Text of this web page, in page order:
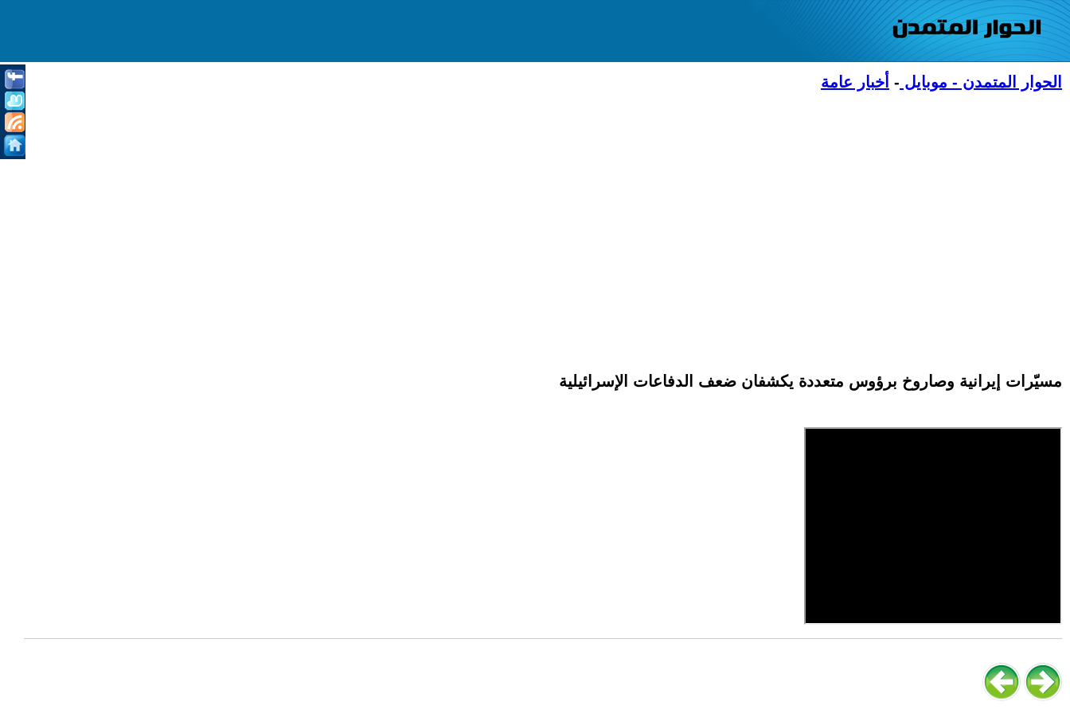
الحوار المتمدن - موبايل - أخبار عامة
مسيّرات إيرانية وصاروخ برؤوس متعددة يكشفان ضعف الدفاعات الإسرائيلية